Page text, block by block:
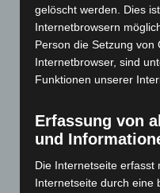
Februar 2025(96)
Januar 2025
(88)
Dezember 2024(89)
November 2024(94)
September 2024(112)
Juli 2024(89)
gelöscht werden. Dies
Internetbrowsern
Person die Setzung von
Internetbrowser, sind
Funktionen unserer
Erfassung von
und
Die Internetseite erfasst
Internetseite durch eine